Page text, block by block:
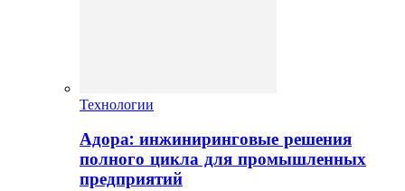
Технологии
Адора: инжиниринговые решения
полного цикла для промышленных
предприятий